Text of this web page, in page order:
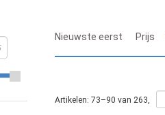
Nieuwste eerst Prijs
Artikelen:73–90 van263,